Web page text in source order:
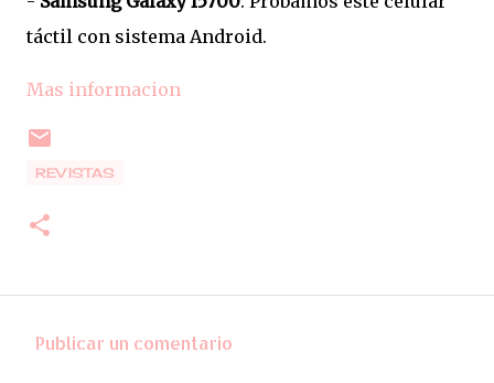
táctil con sistema Android.
Mas informacion
REVISTAS
Publicar un comentario